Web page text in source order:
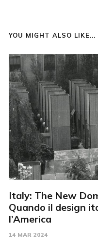
YOU MIGHT ALSO LIKE...
Italy: The New
Quando il design
l’America
14 MAR 2024